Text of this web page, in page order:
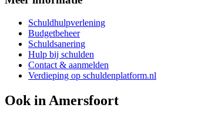
Schuldhulpverlening
Budgetbeheer
Schuldsanering
Hulp bij schulden
Contact & aanmelden
Verdieping op schuldenplatform.nl
Ook in Amersfoort